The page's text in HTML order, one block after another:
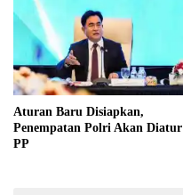
Aturan Baru Disiapkan,
Penempatan Polri Akan Diatur
PP